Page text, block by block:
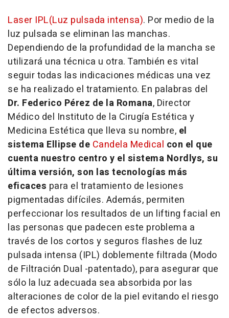
Laser IPL(Luz pulsada intensa). Por medio de la
luz pulsada se eliminan las manchas.
Dependiendo de la profundidad de la mancha se
utilizará una técnica u otra. También es vital
seguir todas las indicaciones médicas una vez
se ha realizado el tratamiento. En palabras del
Dr. Federico Pérez de la Romana, Director
Médico del Instituto de la Cirugía Estética y
Medicina Estética que lleva su nombre, el
sistema Ellipse de Candela Medical con el que
cuenta nuestro centro y el sistema Nordlys, su
última versión, son las tecnologías más
eficaces para el tratamiento de lesiones
pigmentadas difíciles. Además, permiten
perfeccionar los resultados de un lifting facial en
las personas que padecen este problema a
través de los cortos y seguros flashes de luz
pulsada intensa (IPL) doblemente filtrada (Modo
de Filtración Dual -patentado), para asegurar que
sólo la luz adecuada sea absorbida por las
alteraciones de color de la piel evitando el riesgo
de efectos adversos.